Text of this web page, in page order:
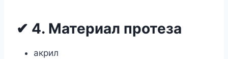
✔ 4. Материал протеза
акрил